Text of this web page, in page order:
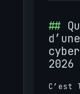
2026
C’est